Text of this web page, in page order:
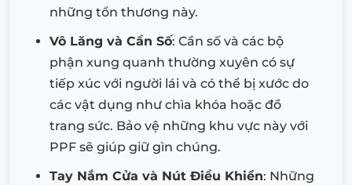
những tổn thương này.
Vô Lăng và Cần Số: Cần số và các bộ
phận xung quanh thường xuyên có sự
tiếp xúc với người lái và có thể bị xước do
các vật dụng như chìa khóa hoặc đồ
trang sức. Bảo vệ những khu vực này với
PPF sẽ giúp giữ gìn chúng.
Tay Nắm Cửa và Nút Điều Khiển: Những